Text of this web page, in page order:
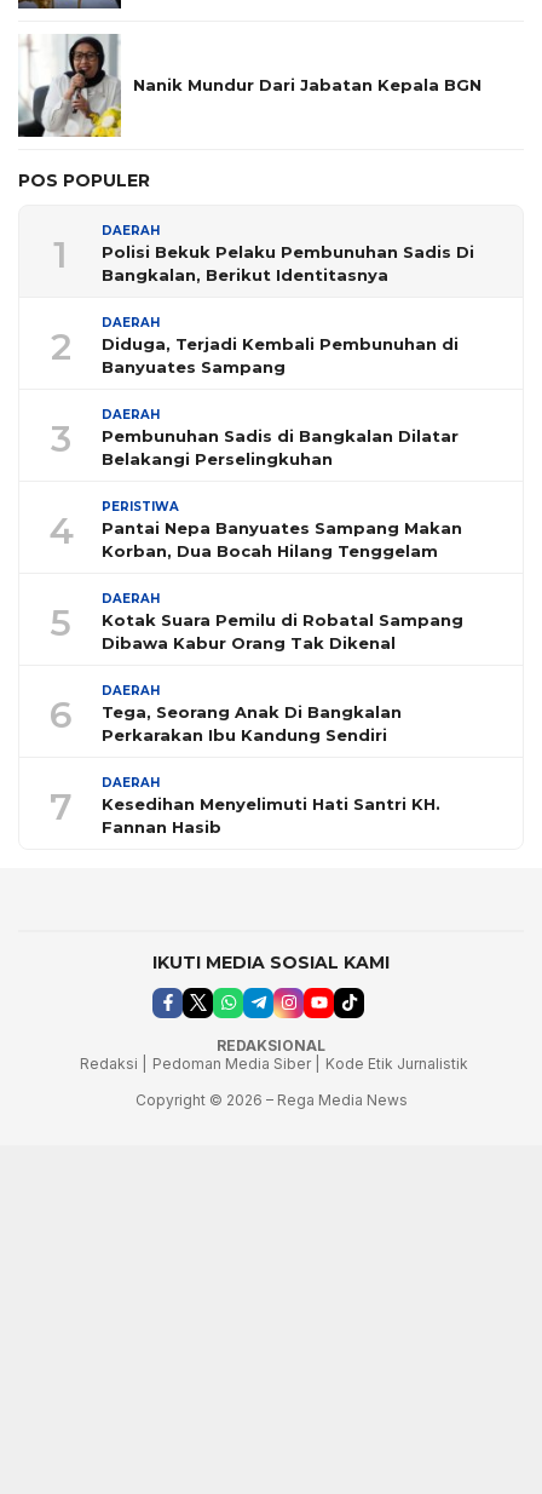
Nanik Mundur Dari Jabatan Kepala BGN
POS POPULER
1
DAERAH
Polisi Bekuk Pelaku Pembunuhan Sadis Di
Bangkalan, Berikut Identitasnya
2
DAERAH
Diduga, Terjadi Kembali Pembunuhan di
Banyuates Sampang
3
DAERAH
Pembunuhan Sadis di Bangkalan Dilatar
Belakangi Perselingkuhan
4
PERISTIWA
Pantai Nepa Banyuates Sampang Makan
Korban, Dua Bocah Hilang Tenggelam
5
DAERAH
Kotak Suara Pemilu di Robatal Sampang
Dibawa Kabur Orang Tak Dikenal
6
DAERAH
Tega, Seorang Anak Di Bangkalan
Perkarakan Ibu Kandung Sendiri
7
DAERAH
Kesedihan Menyelimuti Hati Santri KH.
Fannan Hasib
IKUTI MEDIA SOSIAL KAMI
REDAKSIONAL
Redaksi |
Pedoman Media Siber |
Kode Etik Jurnalistik
Copyright © 2026 – Rega Media News